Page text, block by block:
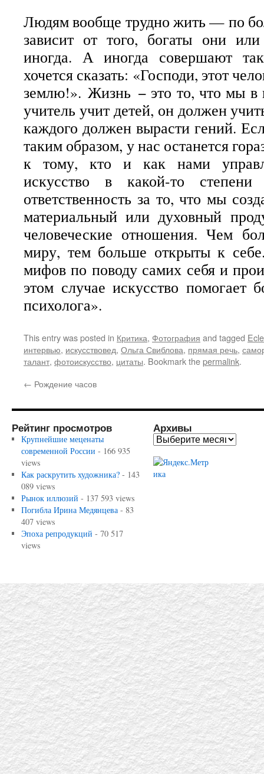
Людям вообще трудно жить — по
зависит от того, богаты они
иногда. А иногда совершают
хочется сказать: «Господи, этот
землю!».Жизнь − это то, что мы в
учитель учит детей, он должен
каждого должен вырасти гений.
таким образом, у нас останется
к тому, кто и как нами
искусство в какой-то
ответственность за то, что мы
материальный или духовный
человеческие отношения. Чем
миру, тем больше открыты к
мифов по поводу самих себя и
этом случае искусство
психолога».
This entry was posted in Критика, Фотография and tagged
интервью, искусствовед, Ольга Свиблова, прямая речь,
талант, фотоискусство, цитаты. Bookmark thepermalink.
← Рождение часов
Рейтинг просмотров
Крупнейшие меценаты
современной России - 166 935
views
Как раскрутить художника?- 143
089 views
Рынок иллюзий - 137 593 views
Погибла Ирина Медянцева- 83
407 views
Эпоха репродукций - 70 517
views
Архивы